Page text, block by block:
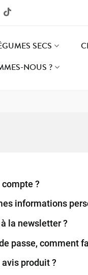
SECS
NOUS ?
?
informations
la newsletter ?
passe, comment
produit ?